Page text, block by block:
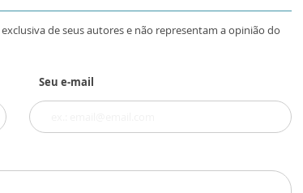
de seus autores e não representam a opinião do
Seu e-mail